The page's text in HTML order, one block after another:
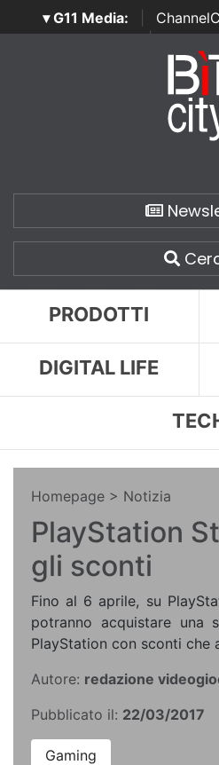
▾ G11 Media:
SecurityOpenLab | Italian
Italian
PRODOTTI
DIGITAL LIFE
Homepage > Notizia
PlayStation
gli sconti
Fino al 6 aprile, su
potranno acquistare una
PlayStation con sconti che
Autore: redazione
Pubblicato il: 22/03/2017
Gaming